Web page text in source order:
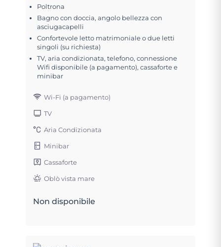
Poltrona
Bagno con doccia, angolo bellezza con
asciugacapelli
Confortevole letto matrimoniale o due letti
singoli (su richiesta)
TV, aria condizionata, telefono, connessione
Wifi disponibile (a pagamento), cassaforte e
minibar
Wi-Fi (a pagamento)
TV
Aria Condizionata
Minibar
Cassaforte
Oblò vista mare
Non disponibile